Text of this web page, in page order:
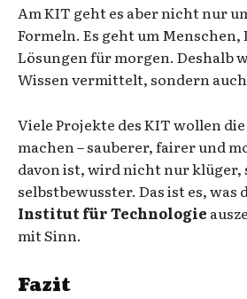
Am KIT geht es aber nicht nur
Formeln. Es geht um Menschen,
Lösungen für morgen. Deshalb
Wissen vermittelt, sondern
Viele Projekte des KIT wollen
machen – sauberer, fairer und
davon ist, wird nicht nur klüger,
selbstbewusster. Das ist es, was
Institut für Technologie
mit Sinn.
Fazit